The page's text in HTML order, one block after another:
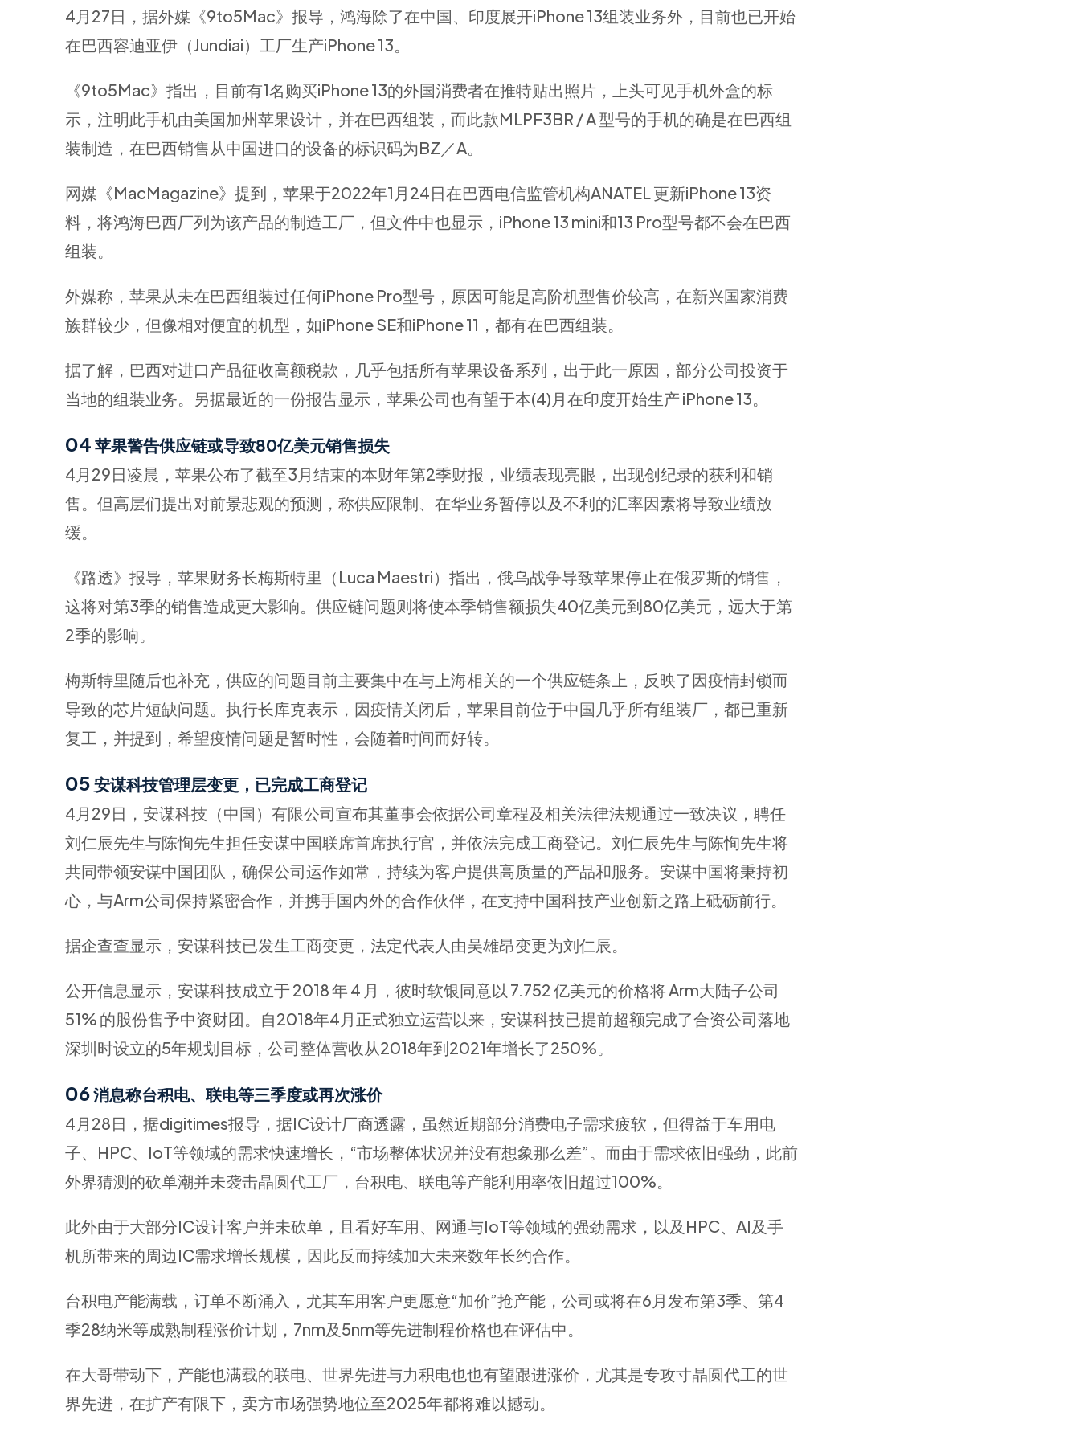
4月27日，据外媒《9to5Mac》报导，鸿海除了在中国、印度展开iPhone 13组装业务外，目前也已开始
在巴西容迪亚伊（Jundiai）工厂生产iPhone 13。
《9to5Mac》指出，目前有1名购买iPhone 13的外国消费者在推特贴出照片，上头可见手机外盒的标
示，注明此手机由美国加州苹果设计，并在巴西组装，而此款MLPF3BR / A 型号的手机的确是在巴西组
装制造，在巴西销售从中国进口的设备的标识码为BZ／A。
网媒《MacMagazine》提到，苹果于2022年1月24日在巴西电信监管机构ANATEL 更新iPhone 13资
料，将鸿海巴西厂列为该产品的制造工厂，但文件中也显示，iPhone 13 mini和13 Pro型号都不会在巴西
组装。
外媒称，苹果从未在巴西组装过任何iPhone Pro型号，原因可能是高阶机型售价较高，在新兴国家消费
族群较少，但像相对便宜的机型，如iPhone SE和iPhone 11，都有在巴西组装。
据了解，巴西对进口产品征收高额税款，几乎包括所有苹果设备系列，出于此一原因，部分公司投资于
当地的组装业务。另据最近的一份报告显示，苹果公司也有望于本(4)月在印度开始生产 iPhone 13。
04 苹果警告供应链或导致80亿美元销售损失
4月29日凌晨，苹果公布了截至3月结束的本财年第2季财报，业绩表现亮眼，出现创纪录的获利和销
售。但高层们提出对前景悲观的预测，称供应限制、在华业务暂停以及不利的汇率因素将导致业绩放
缓。
《路透》报导，苹果财务长梅斯特里（Luca Maestri）指出，俄乌战争导致苹果停止在俄罗斯的销售，
这将对第3季的销售造成更大影响。供应链问题则将使本季销售额损失40亿美元到80亿美元，远大于第
2季的影响。
梅斯特里随后也补充，供应的问题目前主要集中在与上海相关的一个供应链条上，反映了因疫情封锁而
导致的芯片短缺问题。执行长库克表示，因疫情关闭后，苹果目前位于中国几乎所有组装厂，都已重新
复工，并提到，希望疫情问题是暂时性，会随着时间而好转。
05 安谋科技管理层变更，已完成工商登记
4月29日，安谋科技（中国）有限公司宣布其董事会依据公司章程及相关法律法规通过一致决议，聘任
刘仁辰先生与陈恂先生担任安谋中国联席首席执行官，并依法完成工商登记。刘仁辰先生与陈恂先生将
共同带领安谋中国团队，确保公司运作如常，持续为客户提供高质量的产品和服务。安谋中国将秉持初
心，与Arm公司保持紧密合作，并携手国内外的合作伙伴，在支持中国科技产业创新之路上砥砺前行。
据企查查显示，安谋科技已发生工商变更，法定代表人由吴雄昂变更为刘仁辰。
公开信息显示，安谋科技成立于 2018 年 4 月，彼时软银同意以 7.752 亿美元的价格将 Arm大陆子公司
51% 的股份售予中资财团。自2018年4月正式独立运营以来，安谋科技已提前超额完成了合资公司落地
深圳时设立的5年规划目标，公司整体营收从2018年到2021年增长了250%。
06消息称台积电、联电等三季度或再次涨价
4月28日，据digitimes报导，据IC设计厂商透露，虽然近期部分消费电子需求疲软，但得益于车用电
子、HPC、IoT等领域的需求快速增长，“市场整体状况并没有想象那么差”。而由于需求依旧强劲，此前
外界猜测的砍单潮并未袭击晶圆代工厂，台积电、联电等产能利用率依旧超过100%。
此外由于大部分IC设计客户并未砍单，且看好车用、网通与IoT等领域的强劲需求，以及HPC、AI及手
机所带来的周边IC需求增长规模，因此反而持续加大未来数年长约合作。
台积电产能满载，订单不断涌入，尤其车用客户更愿意“加价”抢产能，公司或将在6月发布第3季、第4
季28纳米等成熟制程涨价计划，7nm及5nm等先进制程价格也在评估中。
在大哥带动下，产能也满载的联电、世界先进与力积电也也有望跟进涨价，尤其是专攻寸晶圆代工的世
界先进，在扩产有限下，卖方市场强势地位至2025年都将难以撼动。